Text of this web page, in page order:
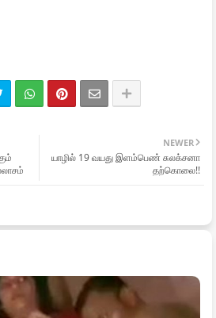
NEWER
யாழில் 19 வயது இளம்பெண் சுலக்சனா
தற்கொலை!!